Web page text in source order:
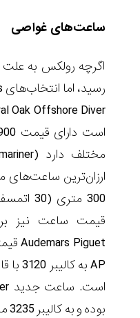
ساعت‌های غواصی
اگرچه رولکس به
رسید، اما انتخاب‌های
Oak Offshore Diver
مختلف دارد (
ارزان‌ترین ساعت‌های
300
قیمت ساعت نیز برابر با 9.150
Audemars Piguetقیمتی
AP
است. ساعت جدید